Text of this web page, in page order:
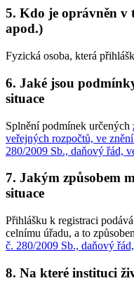
5. Kdo je oprávněn v
apod.)
Fyzická osoba, která
6. Jaké jsou
situace
Splnění podmínek určených
veřejných rozpočtů, ve
280/2009 Sb., daňový řád,
7. Jakým způsobem
situace
Přihlášku k registraci
celnímu úřadu, a to
č. 280/2009 Sb., daňový
8. Na které instituci